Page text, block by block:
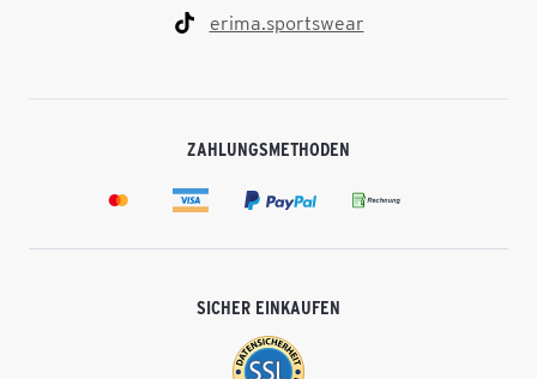
erima.sportswear
ZAHLUNGSMETHODEN
SICHER EINKAUFEN